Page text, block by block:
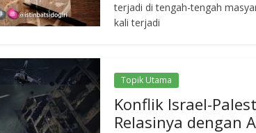
terjadi di tengah-tengah
kali terjadi
Topik Utama
Konflik Israel-
Relasinya dengan